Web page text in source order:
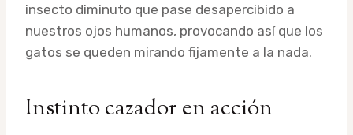
insecto diminuto que pase desapercibido a
nuestros ojos humanos, provocando así que los
gatos se queden mirando fijamente a la nada.
Instinto cazador en acción